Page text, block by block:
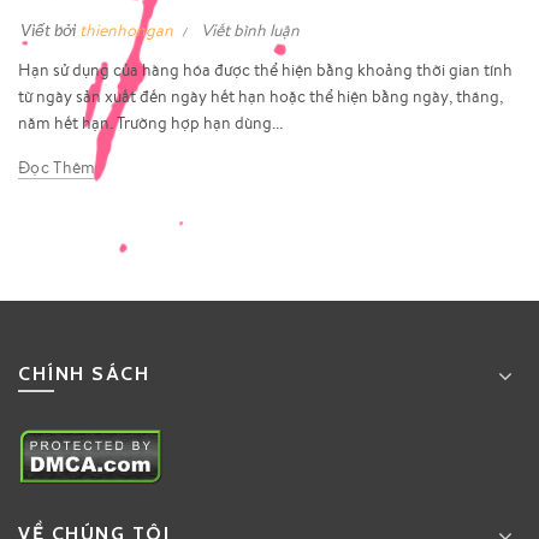
Viết bởi thienhongan
Viết bình luận
Hạn sử dụng của hàng hóa được thể hiện bằng khoảng thời gian tính
từ ngày sản xuất đến ngày hết hạn hoặc thể hiện bằng ngày, tháng,
năm hết hạn. Trường hợp hạn dùng...
Đọc Thêm
CHÍNH SÁCH
VỀ CHÚNG TÔI